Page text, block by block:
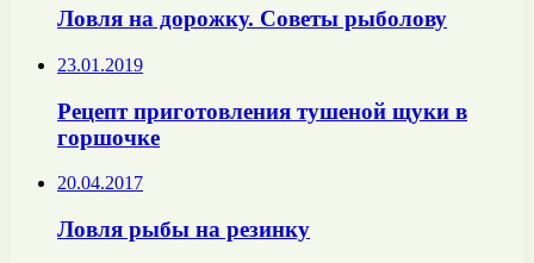
Ловля на дорожку. Советы рыболову
23.01.2019
Рецепт приготовления тушеной щуки в
горшочке
20.04.2017
Ловля рыбы на резинку